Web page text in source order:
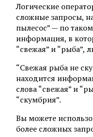
Логические
сложные запросы,
пылесос” — по
информация, в
“свежая” и “рыба”,
“Свежая рыба не
находится
слова “свежая” и
“скумбрия”.
Вы можете
более сложных